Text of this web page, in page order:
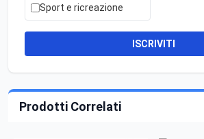
Sport e ricreazione
ISCRIVITI
Prodotti Correlati